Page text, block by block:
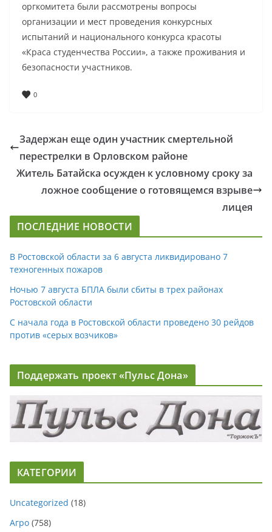
оргкомитета были рассмотрены вопросы
организации и мест проведения конкурсных
испытаний и национального конкурса красоты
«Краса студенчества России», а также проживания и
безопасности участников.
0
Задержан еще один участник смертельной
перестрелки в Орловском районе
Житель Батайска осужден к условному сроку за
ложное сообщение о готовящемся взрыве
лицея
ПОСЛЕДНИЕ НОВОСТИ
В Ростовской области за 6 августа ликвидировано 7
техногенных пожаров
Ночью 7 августа БПЛА были сбиты в трех районах
Ростовской области
С начала года в Ростовской области проведено 30 рейдов
против «серых возчиков»
Поддержать проект «Пульс Дона»
КАТЕГОРИИ
Uncategorized (18)
Агро (758)